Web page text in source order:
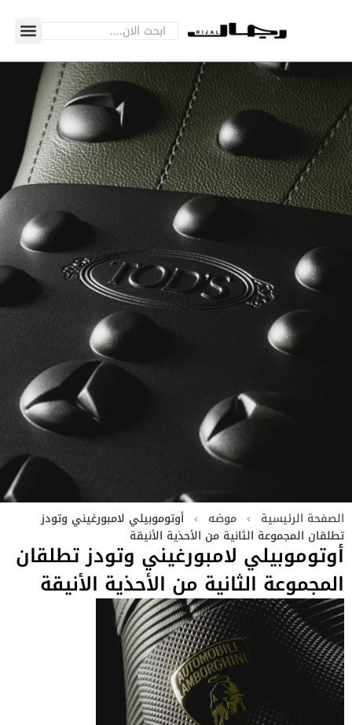
الصفحة الرئيسية › موضه › أوتوموبيلي لامبورغيني وتودز
تطلقان المجموعة الثانية من الأحذية الأنيقة
أوتوموبيلي لامبورغيني وتودز تطلقان
المجموعة الثانية من الأحذية الأنيقة